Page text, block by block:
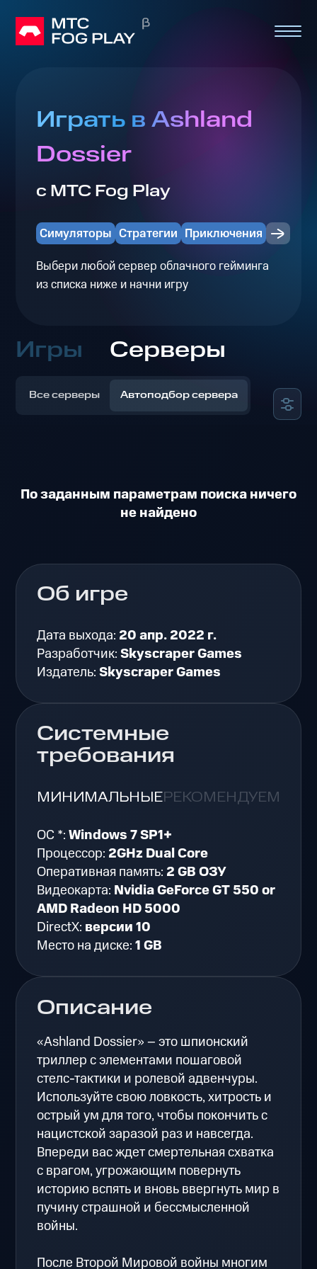
Играть в Ashland
Dossier
с МТС Fog Play
Симуляторы Стратегии Приключения
Выбери любой сервер облачного гейминга
из списка ниже и начни игру
Игры Серверы
Все серверы Автоподбор сервера
По заданным параметрам поиска ничего
не найдено
Описание
«Ashland Dossier» – это шпионский
триллер с элементами пошаговой
стелс-тактики и ролевой адвенчуры.
Используйте свою ловкость, хитрость и
острый ум для того, чтобы покончить с
нацистской заразой раз и навсегда.
Впереди вас ждет смертельная схватка
с врагом, угрожающим повернуть
историю вспять и вновь ввергнуть мир в
пучину страшной и бессмысленной
войны.
После Второй Мировой войны многим
Об игре
Дата выхода: 20 апр. 2022 г.
Разработчик:Skyscraper Games
Издатель:Skyscraper Games
Системные
требования
МИНИМАЛЬНЫЕРЕКОМЕНДУЕМЫЕ
ОС *:Windows 7 SP1+
Процессор: 2GHz Dual Core
Оперативная память: 2 GB ОЗУ
Видеокарта: Nvidia GeForce GT 550 or
AMD Radeon HD 5000
DirectX: версии 10
Место на диске:1 GB